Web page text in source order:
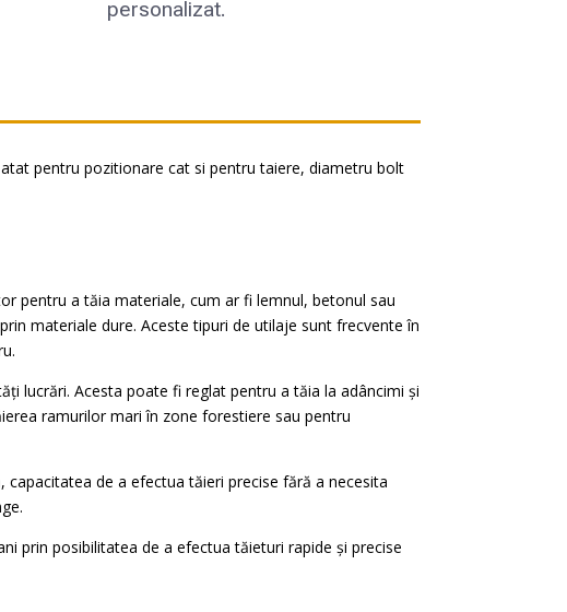
personalizat.
pentru pozitionare cat si pentru taiere, diametru bolt
pentru a tăia materiale, cum ar fi lemnul, betonul sau
materiale dure. Aceste tipuri de utilaje sunt frecvente în
lucrări. Acesta poate fi reglat pentru a tăia la adâncimi și
ramurilor mari în zone forestiere sau pentru
de a efectua tăieri precise fără a necesita
prin posibilitatea de a efectua tăieturi rapide și precise